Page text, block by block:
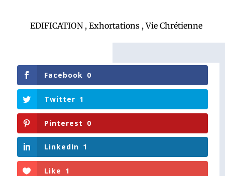
EDIFICATION, Exhortations,Vie Chrétienne
Facebook 0
Twitter 1
Pinterest 0
LinkedIn 1
Like 1